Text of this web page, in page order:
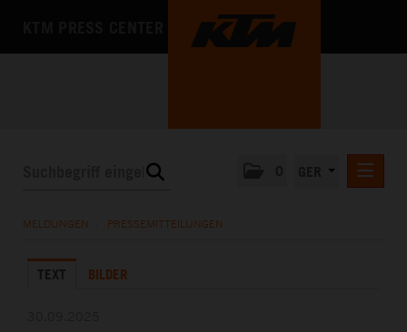
MEDIA
MELDUNGEN PRESSEMITTEILUNGEN
TEXT BILDER